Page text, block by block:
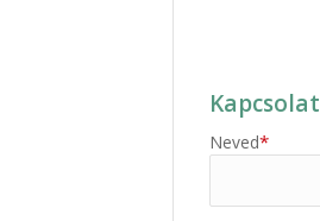
Kapcsolat
Neved*